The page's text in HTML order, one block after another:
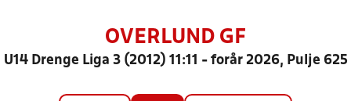
OVERLUND GF
U14 Drenge Liga 3 (2012) 11:11 - forår 2026, Pulje 625